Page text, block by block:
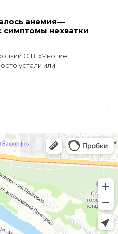
анемия—
нехватки
С. В. «Многие
устали или